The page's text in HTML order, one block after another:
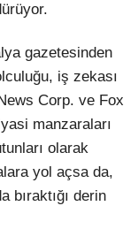
gazetesinden
iş zekası
Corp. ve Fox
manzaraları
olarak
yol açsa da,
bıraktığı derin